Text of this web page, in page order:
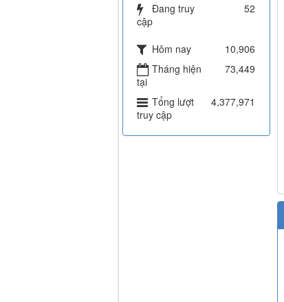
Đang truy
cập
52
Hôm nay
10,906
Tháng hiện
tại
73,449
Tổng lượt
truy cập
4,377,971